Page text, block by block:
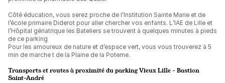
Côté éducation, vous serez proche de l’Institution Sainte Marie et de
l’école primaire Diderot pour aller chercher vos enfants. L’IAE de Lille et
l’Hôpital gériatrique les Bateliers se trouvent à quelques minutes à pieds
de ce parking
Pour les amoureux de nature et d’espace vert, vous vous trouverez à 5
min de marche t de la Plaine de la Poterne.
Transports et routes à proximité du parking Vieux Lille - Bastion
Saint-André